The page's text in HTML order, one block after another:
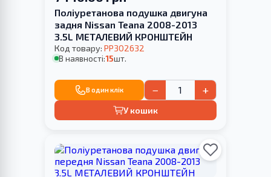
Поліуретанова подушка двигуна
задня Nissan Teana 2008-2013
3.5L МЕТАЛЕВИЙ КРОНШТЕЙН
Код товару: PP302632
В наявності:15шт.
В один клік − +
У кошик